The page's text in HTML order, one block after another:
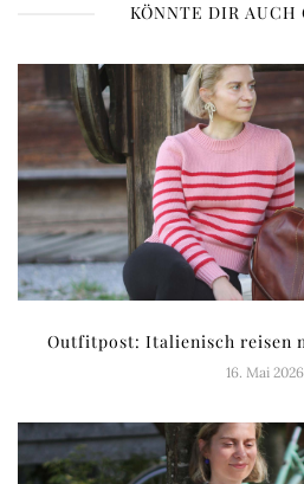
KÖNNTE DIR AUCH
Outfitpost: Italienisch reisen
16. Mai 2026